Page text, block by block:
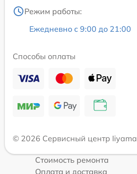
Режим работы:
Ежедневно с 9:00 до 21:00
Способы оплаты
© 2026 Сервисный центр Iiyama
Стоимость ремонта
Оплата и доставка